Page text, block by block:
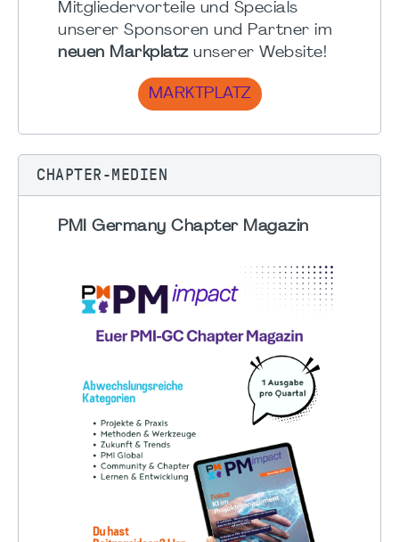
Mitgliedervorteile und Specials
unserer Sponsoren und Partner im
neuen Markplatzunserer Website!
MARKTPLATZ
CHAPTER-MEDIEN
PMI Germany Chapter Magazin